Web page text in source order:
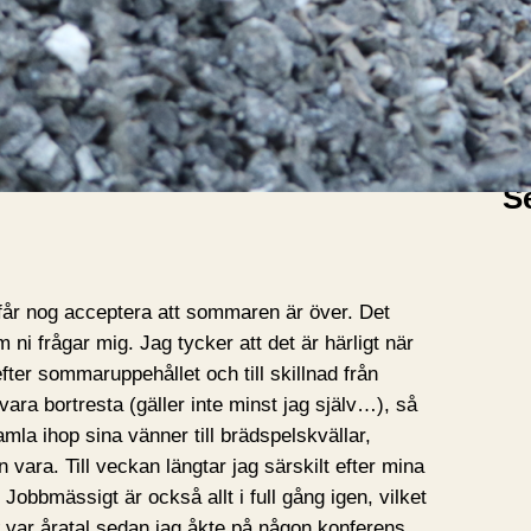
nog acceptera att sommaren är över. Det
ni frågar mig. Jag tycker att det är härligt när
sommaruppehållet och till skillnad från
bortresta (gäller inte minst jag själv…), så
ihop sina vänner till brädspelskvällar,
vara. Till veckan längtar jag särskilt efter mina
är också allt i full gång igen, vilket
A
r
k
i
v